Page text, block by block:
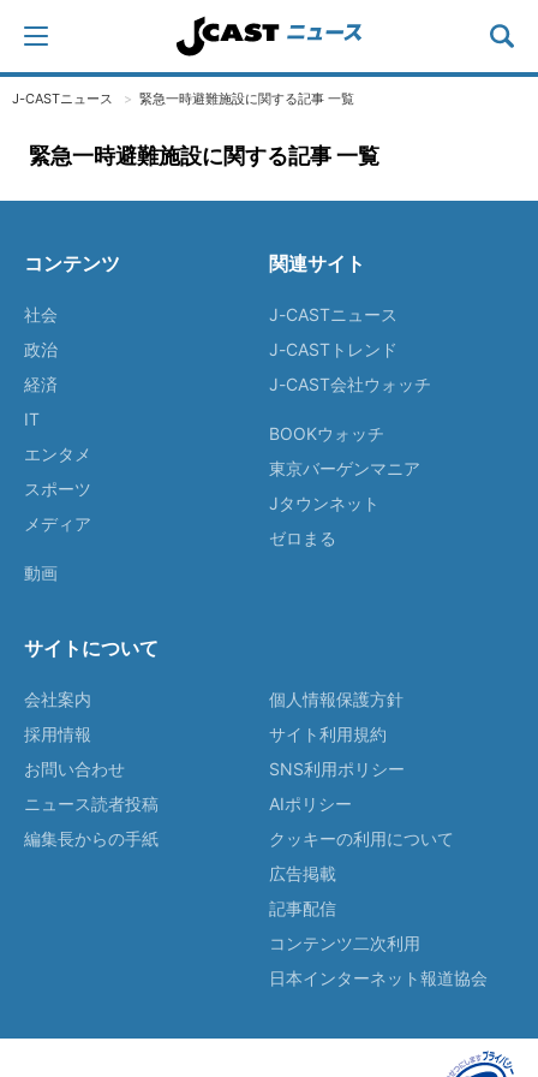
J-CASTニュース 緊急一時避難施設に関する記事 一覧
緊急一時避難施設に関する記事 一覧
コンテンツ
社会
政治
経済
IT
エンタメ
スポーツ
メディア
動画
関連サイト
J-CASTニュース
J-CASTトレンド
J-CAST会社ウォッチ
BOOKウォッチ
東京バーゲンマニア
Jタウンネット
ゼロまる
サイトについて
会社案内
採用情報
お問い合わせ
ニュース読者投稿
編集長からの手紙
個人情報保護方針
サイト利用規約
SNS利用ポリシー
AIポリシー
クッキーの利用について
広告掲載
記事配信
コンテンツ二次利用
日本インターネット報道協会